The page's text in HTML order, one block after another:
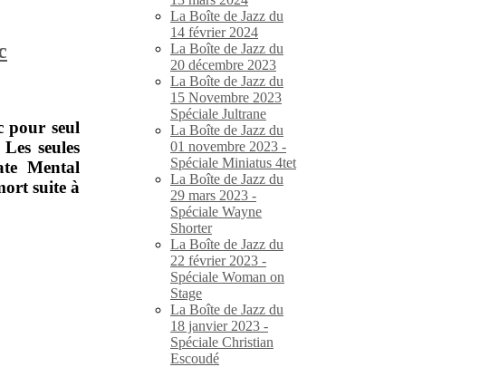
pour seul
seules
Mental
suite à
La Boîte de Jazz du
14 février 2024
La Boîte de Jazz du
20 décembre 2023
La Boîte de Jazz du
15 Novembre 2023
Spéciale Jultrane
La Boîte de Jazz du
01 novembre 2023 -
Spéciale Miniatus 4tet
La Boîte de Jazz du
29 mars 2023 -
Spéciale Wayne
Shorter
La Boîte de Jazz du
22 février 2023 -
Spéciale Woman on
Stage
La Boîte de Jazz du
18 janvier 2023 -
Spéciale Christian
Escoudé